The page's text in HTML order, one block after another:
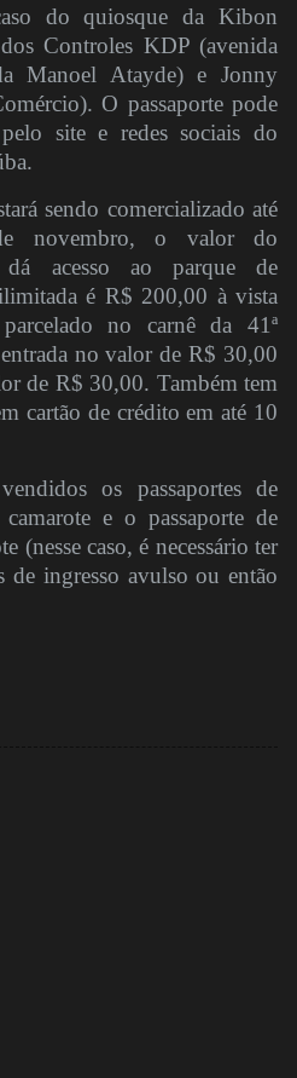
do quiosque da Kibon
Controles KDP (avenida
Manoel Atayde) e Jonny
O passaporte pode
site e redes sociais do
sendo comercializado até
novembro, o valor do
dá acesso ao parque de
é R$ 200,00 à vista
no carnê da 41ª
no valor de R$ 30,00
de R$ 30,00. Também tem
cartão de crédito em até 10
os passaportes de
e o passaporte de
(nesse caso, é necessário ter
de ingresso avulso ou então